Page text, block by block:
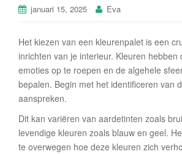
januari 15, 2025 Eva
Het kiezen van een kleurenpalet is een
inrichten van je interieur. Kleuren hebben
emoties op te roepen en de algehele
bepalen. Begin met het identificeren van
aanspreken.
Dit kan variëren van aardetinten zoals
levendige kleuren zoals blauw en geel.
te overwegen hoe deze kleuren zich